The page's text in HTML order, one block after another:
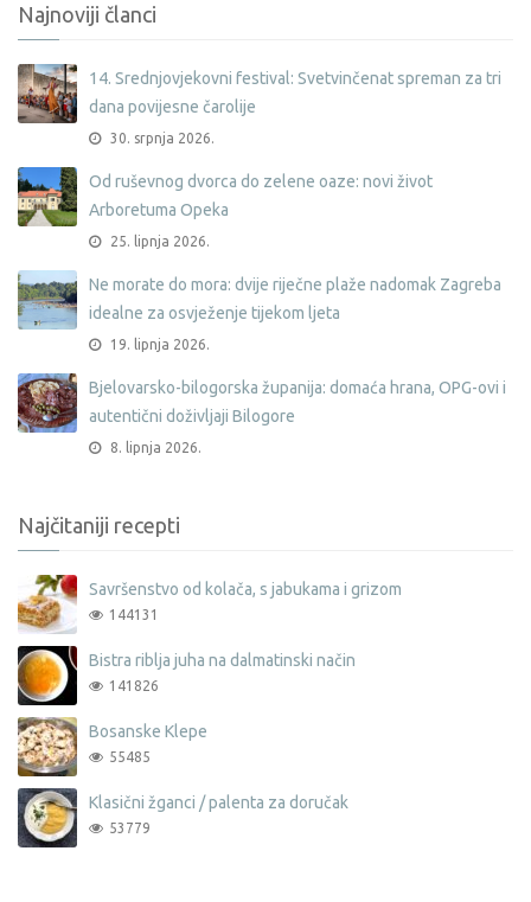
Najnoviji članci
14. Srednjovjekovni festival: Svetvinčenat spreman za tri
dana povijesne čarolije
30. srpnja 2026.
Od ruševnog dvorca do zelene oaze: novi život
Arboretuma Opeka
25. lipnja 2026.
Ne morate do mora: dvije riječne plaže nadomak Zagreba
idealne za osvježenje tijekom ljeta
19. lipnja 2026.
Bjelovarsko-bilogorska županija: domaća hrana, OPG-ovi i
autentični doživljaji Bilogore
8. lipnja 2026.
Najčitaniji recepti
Savršenstvo od kolača, s jabukama i grizom
144131
Bistra riblja juha na dalmatinski način
141826
Bosanske Klepe
55485
Klasični žganci / palenta za doručak
53779